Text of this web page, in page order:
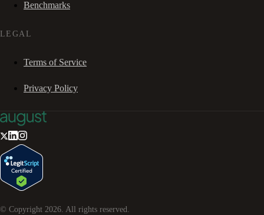
Benchmarks
LEGAL
Terms of Service
Privacy Policy
© Copyright 2026. All rights reserved.